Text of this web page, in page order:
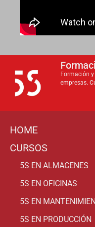
Formación
empresas.
HOME
CURSOS
5S EN ALMACENES
5S EN OFICINAS
5S EN
5S EN PRODUCCIÓN